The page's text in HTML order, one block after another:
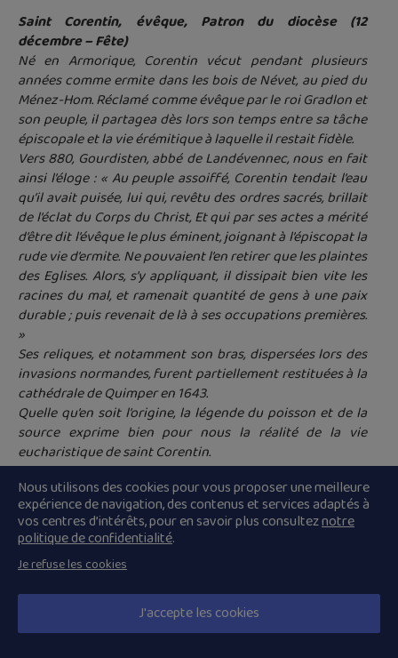
Saint Corentin, évêque, Patron du diocèse (12
décembre – Fête)
Né en Armorique, Corentin vécut pendant plusieurs
années comme ermite dans les bois de Névet, au pied du
Ménez-Hom. Réclamé comme évêque par le roi Gradlon et
son peuple, il partagea dès lors son temps entre sa tâche
épiscopale et la vie érémitique à laquelle il restait fidèle.
Vers 880, Gourdisten, abbé de Landévennec, nous en fait
ainsi l’éloge : « Au peuple assoiffé, Corentin tendait l’eau
qu’il avait puisée, lui qui, revêtu des ordres sacrés, brillait
de l’éclat du Corps du Christ, Et qui par ses actes a mérité
d’être dit l’évêque le plus éminent, joignant à l’épiscopat la
rude vie d’ermite. Ne pouvaient l’en retirer que les plaintes
des Eglises. Alors, s’y appliquant, il dissipait bien vite les
racines du mal, et ramenait quantité de gens à une paix
durable ; puis revenait de là à ses occupations premières.
»
Ses reliques, et notamment son bras, dispersées lors des
invasions normandes, furent partiellement restituées à la
cathédrale de Quimper en 1643.
Quelle qu’en soit l’origine, la légende du poisson et de la
source exprime bien pour nous la réalité de la vie
eucharistique de saint Corentin.
Sant Konogan, abad (d’an 16 a viz Here)
Konogan a oa ginidig euz Bro-Gembre, hag e oa moarvad
unan euz strollad kompagnuned sant Paol. Sevel a reas e
beniti damdost da Landerne, war ribl an Elorn, e Beuzit-
Konogan. War a lavarer a-goz, Konogan en em lakeas e skol
zantelez. Beva e-neus greet en amzer Childebert (kenta
hanterenn ar 6ed kantved).
Nous utilisons des cookies pour vous proposer une meilleure
expérience de navigation, des contenus et services adaptés à
vos centres d’intérêts, pour en savoir plus consulteznotre
politique de confidentialité.
Je refuse les cookies
J'accepte les cookies